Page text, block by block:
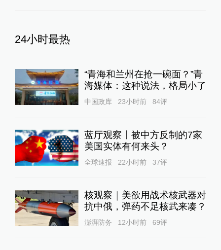
24小时最热
“青海和兰州在抢一碗面？”青
海媒体：这种说法，格局小了
中国政库 23小时前 84评
蓝厅观察丨被中方反制的7家
美国实体有何来头？
全球速报 22小时前 37评
核观察｜美欲用战术核武器对
抗中俄，弹药不足核武来凑？
澎湃防务 12小时前 69评